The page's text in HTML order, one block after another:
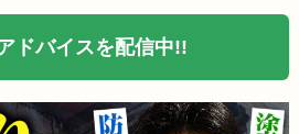
ドバイスを配信中!!